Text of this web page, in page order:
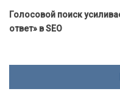
Голосовой поиск
ответ» в SEO